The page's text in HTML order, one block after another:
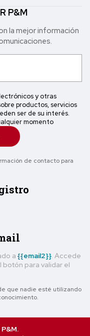
P&M
la mejor in formación
y otras
productos, servicios
ser de su interés.
momento
de contacto para
a {{email2}} . Accede
botón para validar el
que nadie esté utilizando